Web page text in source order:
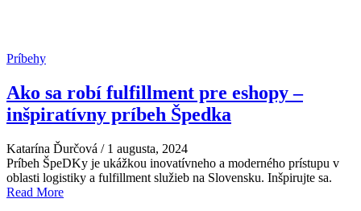
Príbehy
Ako sa robí fulfillment pre eshopy –
inšpiratívny príbeh Špedka
Katarína Ďurčová / 1 augusta, 2024
Príbeh ŠpeDKy je ukážkou inovatívneho a moderného prístupu v
oblasti logistiky a fulfillment služieb na Slovensku. Inšpirujte sa.
Read More